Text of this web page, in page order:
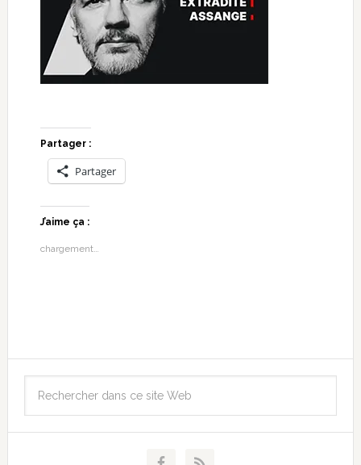
Partager :
Partager
J’aime ça :
chargement…